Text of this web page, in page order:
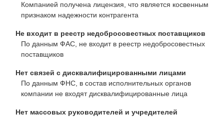
Компанией получена лицензия, что является косвенным
признаком надежности контрагента
Не входит в реестр недобросовестных поставщиков
По данным ФАС, не входит в реестр недобросовестных
поставщиков
Нет связей с дисквалифицированными лицами
По данным ФНС, в состав исполнительных органов
компании не входят дисквалифицированные лица
Нет массовых руководителей и учредителей